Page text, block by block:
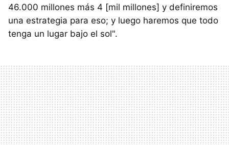
46.000 millones más 4 [mil millones] y definiremos
una estrategia para eso; y luego haremos que todo
tenga un lugar bajo el sol".